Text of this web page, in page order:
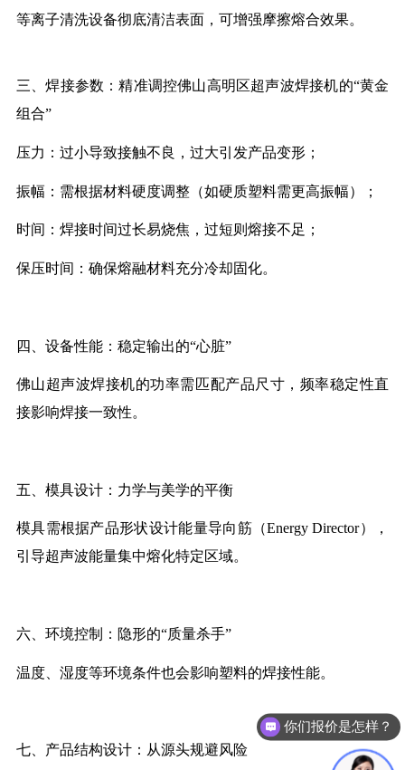
等离子清洗设备彻底清洁表面， 可增强摩擦熔合效果。
三、焊接参数：精准调控佛山高明区超声波焊接机的“黄金
组合”
压力：过小导致接触不良，过大引发产品变形；
振幅：需根据材料硬度调整（如硬质塑料需更高振幅）；
时间：焊接时间过长易烧焦，过短则熔接不足；
保压时间：确保熔融材料充分冷却固化。
四、设备性能：稳定输出的“心脏”
佛山超声波焊接机的功率需匹配产品尺寸，频率稳定性直
接影响焊接一致性。
五、模具设计：力学与美学的平衡
模具需根据产品形状设计能量导向筋（Energy Director），
引导超声波能量集中熔化特定区域。
六、环境控制：隐形的“质量杀手”
温度、湿度等环境条件也会影响塑料的焊接性能。
七、产品结构设计：从源头规避风险
你们报价是怎样？
可以做代理 / 经销商吗？